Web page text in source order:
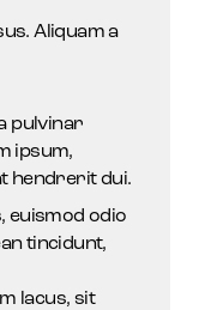
Aliquam a
pulvinar
ipsum,
hendrerit dui.
euismod odio
tincidunt,
lacus, sit